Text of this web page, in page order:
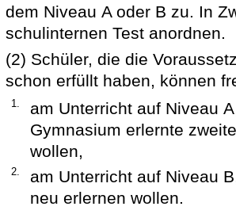
dem Niveau A oder B zu. In
schulinternen Test anordnen.
(2) Schüler, die die
schon erfüllt haben, können
1.
am Unterricht auf Niveau
Gymnasium erlernte
wollen,
2.
am Unterricht auf Niveau
neu erlernen wollen.